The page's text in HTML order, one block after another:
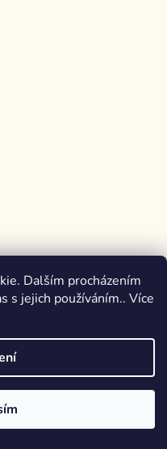
Dalším procházením
s jejich používáním.. Více